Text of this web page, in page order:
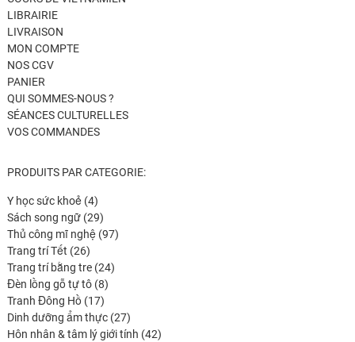
LIBRAIRIE
LIVRAISON
MON COMPTE
NOS CGV
PANIER
QUI SOMMES-NOUS ?
SÉANCES CULTURELLES
VOS COMMANDES
PRODUITS PAR CATEGORIE:
Y học sức khoẻ 44
produits
Sách song ngữ 2929
produits
Thủ công mĩ nghệ 9797
Trang trí Tết 2626
produits
Trang trí bằng tre 2424
Đèn lồng gỗ tự tô 88
produits
Tranh Đông Hồ 1717
produits
Dinh dưỡng ẩm thực 2727
produits
Hôn nhân & tâm lý giới tính 4242